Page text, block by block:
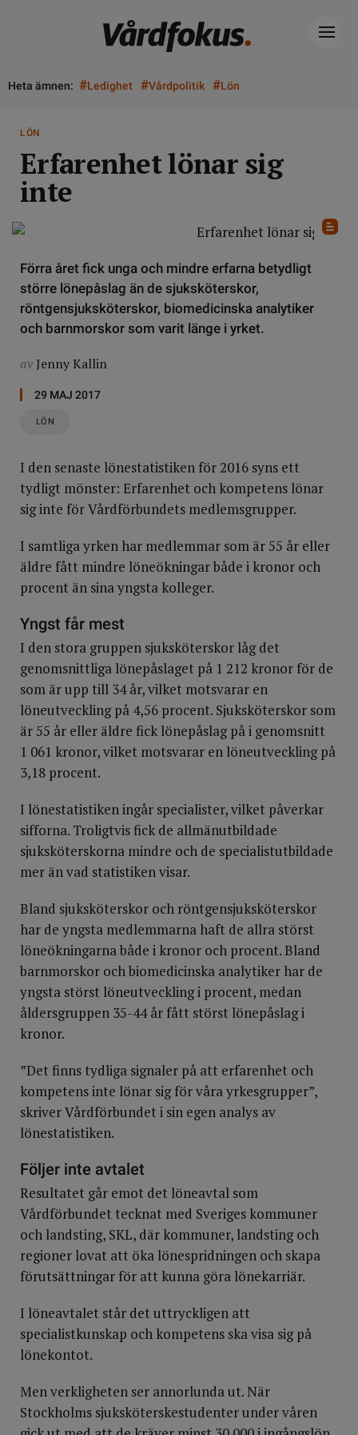
Heta ämnen: #Ledighet #Vårdpolitik #Lön
LÖN
Erfarenhet lönar sig
inte
Förra året fick unga och mindre erfarna betydligt
större lönepåslag än de sjuksköterskor,
röntgensjuksköterskor, biomedicinska analytiker
och barnmorskor som varit länge i yrket.
av Jenny Kallin
29 MAJ 2017
LÖN
I den senaste lönestatistiken för 2016 syns ett
tydligt mönster: Erfarenhet och kompetens lönar
sig inte för Vårdförbundets medlemsgrupper.
I samtliga yrken har medlemmar som är 55 år eller
äldre fått mindre löneökningar både i kronor och
procent än sina yngsta kolleger.
Yngst får mest
I den stora gruppen sjuksköterskor låg det
genomsnittliga lönepåslaget på 1 212 kronor för de
som är upp till 34 år, vilket motsvarar en
löneutveckling på 4,56 procent. Sjuksköterskor som
är 55 år eller äldre fick lönepåslag på i genomsnitt
1 061 kronor, vilket motsvarar en löneutveckling på
3,18 procent.
I lönestatistiken ingår specialister, vilket påverkar
sifforna. Troligtvis fick de allmänutbildade
sjuksköterskorna mindre och de specialistutbildade
mer än vad statistiken visar.
Bland sjuksköterskor och röntgensjuksköterskor
har de yngsta medlemmarna haft de allra störst
löneökningarna både i kronor och procent. Bland
barnmorskor och biomedicinska analytiker har de
yngsta störst löneutveckling i procent, medan
åldersgruppen 35-44 år fått störst lönepåslag i
kronor.
”Det finns tydliga signaler på att erfarenhet och
kompetens inte lönar sig för våra yrkesgrupper”,
skriver Vårdförbundet i sin egen analys av
lönestatistiken.
Följer inte avtalet
Resultatet går emot det löneavtal som
Vårdförbundet tecknat med Sveriges kommuner
och landsting, SKL, där kommuner, landsting och
regioner lovat att öka lönespridningen och skapa
förutsättningar för att kunna göra lönekarriär.
I löneavtalet står det uttryckligen att
specialistkunskap och kompetens ska visa sig på
lönekontot.
Men verkligheten ser annorlunda ut. När
Stockholms sjuksköterskestudenter under våren